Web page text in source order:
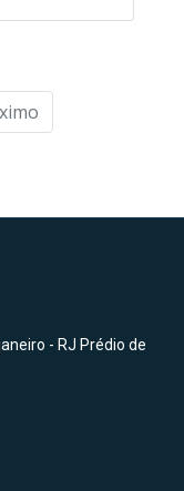
- RJ Prédio de